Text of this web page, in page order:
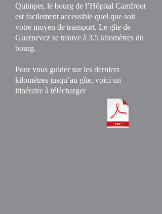
Quimper, le bourg de l’Hôpital Camfrout
est facilement accessible quel que soit
votre moyen de transport. Le gîte de
Guernevez se trouve à 3.5 kilomètres du
bourg.
Pour vous guider sur les derniers
kilomètres jusqu’au gîte, voici un
itinéraire à télécharger